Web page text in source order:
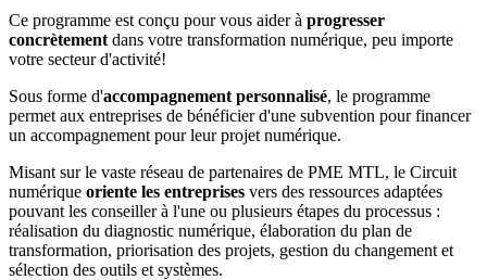
Ce programme est conçu pour vous aider à progresser
concrètement dans votre transformation numérique, peu importe
votre secteur d'activité!
Sous forme d'accompagnement personnalisé, le programme
permet aux entreprises de bénéficier d'une subvention pour financer
un accompagnement pour leur projet numérique.
Misant sur le vaste réseau de partenaires de PME MTL, le Circuit
numérique oriente les entreprises vers des ressources adaptées
pouvant les conseiller à l'une ou plusieurs étapes du processus :
réalisation du diagnostic numérique, élaboration du plan de
transformation, priorisation des projets, gestion du changement et
sélection des outils et systèmes.